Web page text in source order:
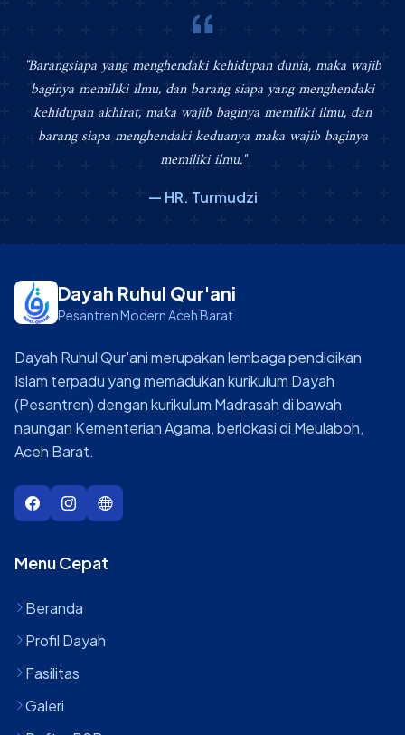
"Barangsiapa yang menghendaki kehidupan dunia, maka wajib
baginya memiliki ilmu, dan barang siapa yang menghendaki
kehidupan akhirat, maka wajib baginya memiliki ilmu, dan
barang siapa menghendaki keduanya maka wajib baginya
memiliki ilmu."
— HR. Turmudzi
Dayah Ruhul Qur'ani
Pesantren Modern Aceh Barat
Dayah Ruhul Qur'ani merupakan lembaga pendidikan
Islam terpadu yang memadukan kurikulum Dayah
(Pesantren) dengan kurikulum Madrasah di bawah
naungan Kementerian Agama, berlokasi di Meulaboh,
Aceh Barat.
Menu Cepat
Beranda
Profil Dayah
Fasilitas
Galeri